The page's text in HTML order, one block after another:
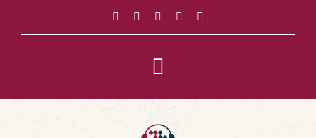
springen
Toggle
Navigation
Impressum